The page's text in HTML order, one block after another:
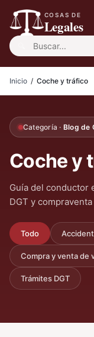
COSAS DE
Legales
Buscar:
Inicio / Coche y tráfico
Categoría · Blog de
Coche y
Guía del conductor
DGT y
Todo
Compra y venta de
Trámites DGT